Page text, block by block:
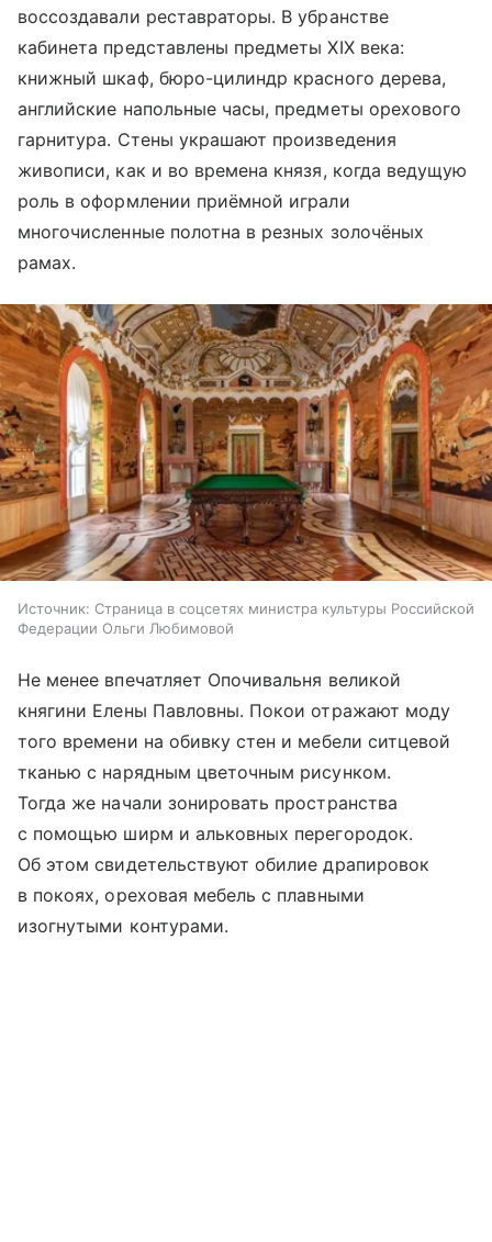
воссоздавали реставраторы. В убранстве
кабинета представлены предметы XIX века:
книжный шкаф, бюро-цилиндр красного дерева,
английские напольные часы, предметы орехового
гарнитура. Стены украшают произведения
живописи, как и во времена князя, когда ведущую
роль в оформлении приёмной играли
многочисленные полотна в резных золочёных
рамах.
Источник: Страница в соцсетях министра культуры Российской
Федерации Ольги Любимовой
Не менее впечатляет Опочивальня великой
княгини Елены Павловны. Покои отражают моду
того времени на обивку стен и мебели ситцевой
тканью с нарядным цветочным рисунком.
Тогда же начали зонировать пространства
с помощью ширм и альковных перегородок.
Об этом свидетельствуют обилие драпировок
в покоях, ореховая мебель с плавными
изогнутыми контурами.